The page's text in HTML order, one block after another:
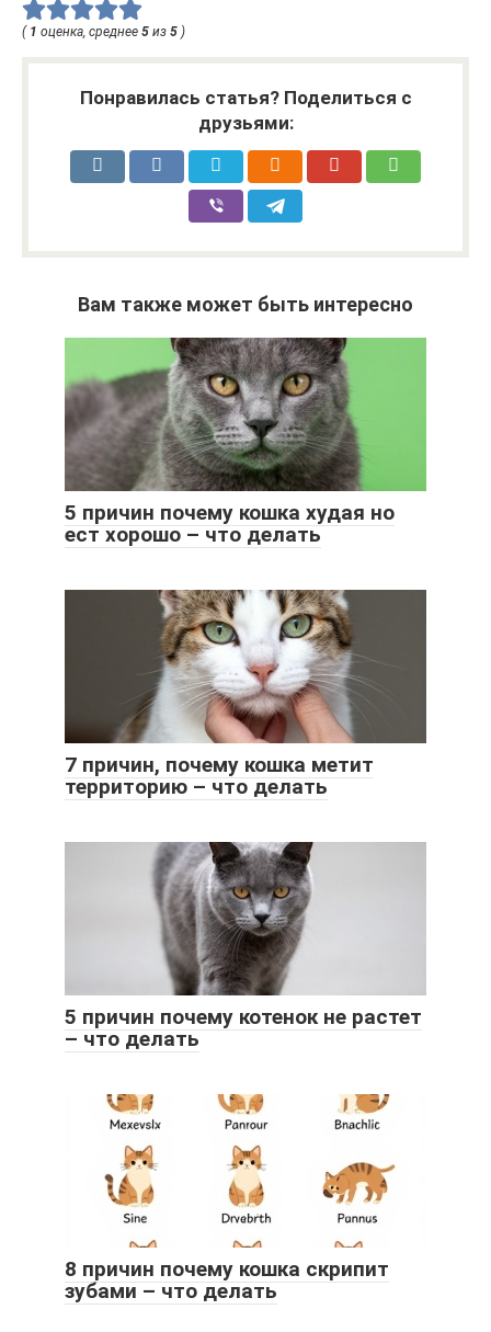
( 1 оценка, среднее 5 из 5 )
Понравилась статья? Поделиться с
друзьями:
Вам также может быть интересно
5 причин почему кошка худая но
ест хорошо – что делать
7 причин, почему кошка метит
территорию – что делать
5 причин почему котенок не растет
– что делать
8 причин почему кошка скрипит
зубами – что делать